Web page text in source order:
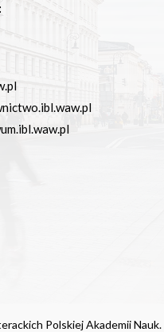
Polskiej Akademii Nauk.